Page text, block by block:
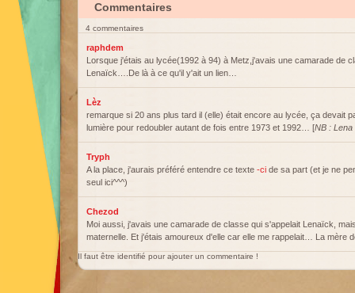
Commentaires
4 commentaires
raphdem
Lorsque j'étais au lycée(1992 à 94) à Metz,j'avais une camarade de
Lenaïck….De là à ce qu'il y'ait un lien…
Lèz
remarque si 20 ans plus tard il (elle) était encore au lycée, ça devait
lumière pour redoubler autant de fois entre 1973 et 1992… [NB :
Tryph
A la place, j'aurais préféré entendre ce texte -ci de sa part (et je ne
seul ici^^^)
Chezod
Moi aussi, j'avais une camarade de classe qui s'appelait Lenaïck,
maternelle. Et j'étais amoureux d'elle car elle me rappelait… La mère
Il faut être identifié pour ajouter un commentaire !